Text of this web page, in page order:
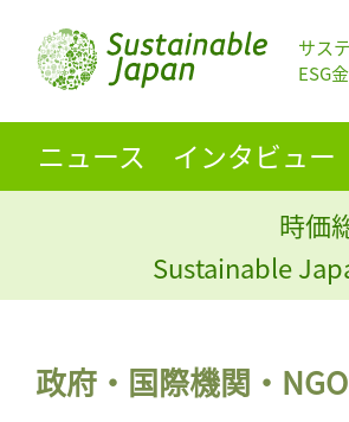
サス
ESG
ニュース インタビュー
時価
Sustainable
政府・国際機関・NGO